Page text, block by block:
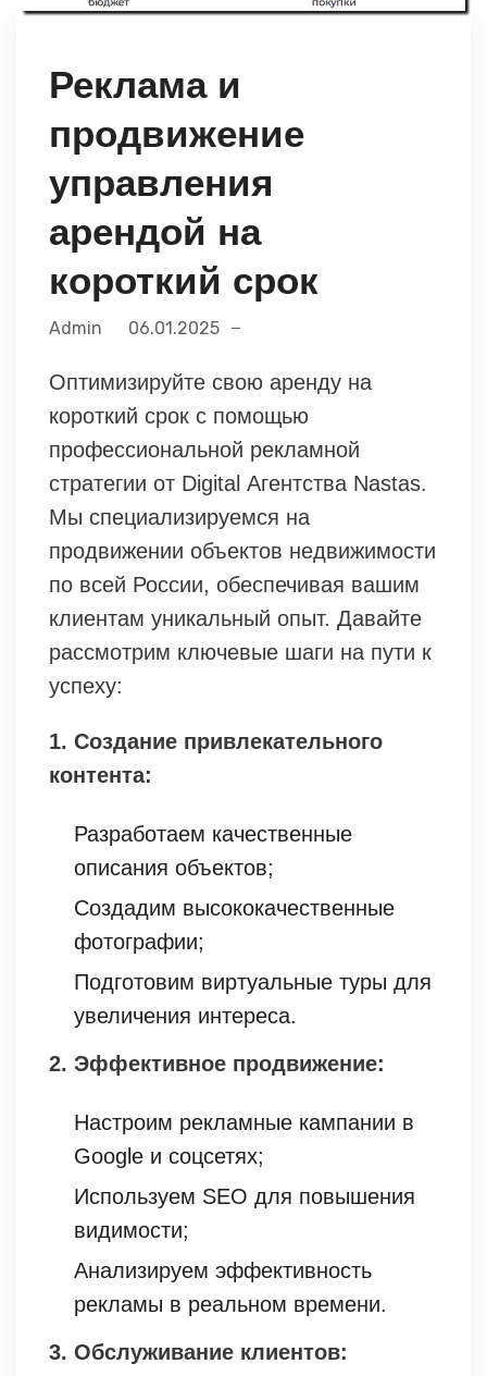
Реклама и
продвижение
управления
арендой на
короткий срок
Admin 06.01.2025
Оптимизируйте свою аренду на
короткий срок с помощью
профессиональной рекламной
стратегии от Digital Агентства Nastas.
Мы специализируемся на
продвижении объектов недвижимости
по всей России, обеспечивая вашим
клиентам уникальный опыт. Давайте
рассмотрим ключевые шаги на пути к
успеху:
1. Создание привлекательного
контента:
Разработаем качественные
описания объектов;
Создадим высококачественные
фотографии;
Подготовим виртуальные туры для
увеличения интереса.
2. Эффективное продвижение:
Настроим рекламные кампании в
Google и соцсетях;
Используем SEO для повышения
видимости;
Анализируем эффективность
рекламы в реальном времени.
3. Обслуживание клиентов: